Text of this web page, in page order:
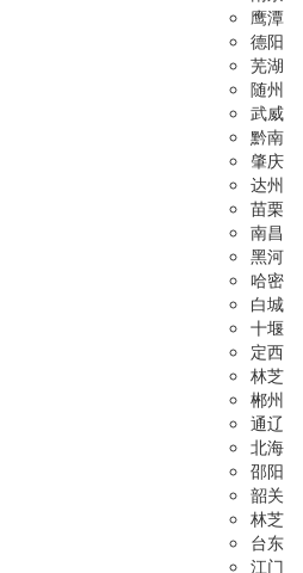
鹰潭
德阳
芜湖
随州
武威
黔南
肇庆
达州
苗栗
南昌
黑河
哈密
白城
十堰
定西
林芝
郴州
通辽
北海
邵阳
韶关
林芝
台东
江门